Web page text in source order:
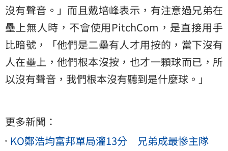
沒有聲音。」而且戴培峰表示，有注意過兄弟在
壘上無人時，不會使用PitchCom，是直接用手
比暗號，「他們是二壘有人才用按的，當下沒有
人在壘上，他們根本沒按，也才一顆球而已，所
以沒有聲音，我們根本沒有聽到是什麼球。」
更多新聞：
KO鄭浩均富邦單局灌13分 兄弟成最慘主隊